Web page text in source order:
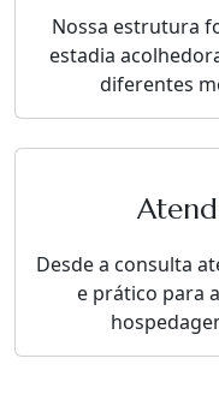
Nossa estrutura
estadia
diferentes
Desde a consulta
e prático para